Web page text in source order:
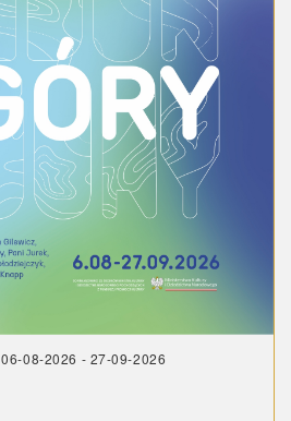
06-08-2026 - 27-09-2026